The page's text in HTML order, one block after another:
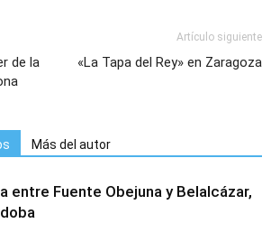
de la
Artículo siguiente
«La Tapa del Rey» en Zaragoza
Más del autor
entre Fuente Obejuna y Belalcázar,